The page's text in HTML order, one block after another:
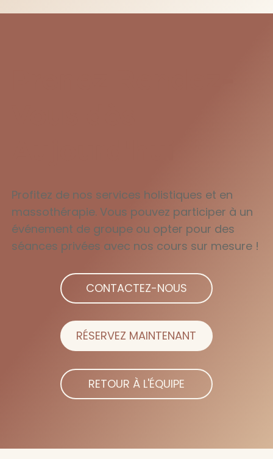
Profitez de nos services holistiques et en
massothérapie. Vous pouvez participer à un
événement de groupe ou opter pour des
séances privées avec nos cours sur mesure !
CONTACTEZ-NOUS
RÉSERVEZ MAINTENANT
RETOUR À L'ÉQUIPE